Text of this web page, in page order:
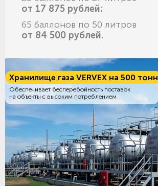
от 17 875 рублей;
65 баллонов по 50 литров
от 84 500 рублей.
Хранилище газа VERVEX на 500 тонн
Обеспечивает бесперебойность поставок
на объекты с высоким потреблением